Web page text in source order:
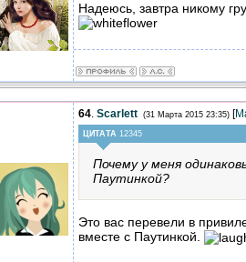
Надеюсь, завтра никому
64. Scarlett (31 Марта 2015 23:35) [
ЦИТАТА 12345
Почему у меня
Паутинкой?
Это вас перевели в
вместе с Паутинкой.